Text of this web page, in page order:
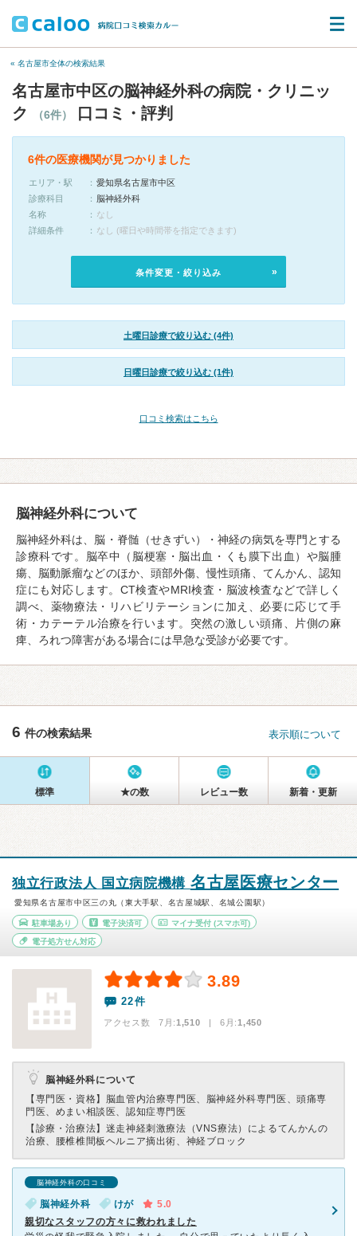
« 名古屋市全体の検索結果
名古屋市中区の脳神経外科の病院・クリニッ
ク
（6件） 口コミ・評判
6件の医療機関が見つかりました
エリア・駅
愛知県名古屋市中区
診療科目
脳神経外科
名称
なし
詳細条件
なし (曜日や時間帯を指定できます)
条件変更・絞り込み
土曜日診療で絞り込む (4件)
日曜日診療で絞り込む (1件)
口コミ検索はこちら
脳神経外科について
脳神経外科は、脳・脊髄（せきずい）・神経の病気を専門とする
診療科です。脳卒中（脳梗塞・脳出血・くも膜下出血）や脳腫
瘍、脳動脈瘤などのほか、頭部外傷、慢性頭痛、てんかん、認知
症にも対応します。CT検査やMRI検査・脳波検査などで詳しく
調べ、薬物療法・リハビリテーションに加え、必要に応じて手
術・カテーテル治療を行います。突然の激しい頭痛、片側の麻
痺、ろれつ障害がある場合には早急な受診が必要です。
6 件の検索結果 表示順について
標準 ★の数 レビュー数 新着・更新
独立行政法人 国立病院機構 名古屋医療センター
愛知県名古屋市中区三の丸（東大手駅、名古屋城駅、名城公園駅）
駐車場あり 電子決済可 マイナ受付 (スマホ可)
電子処方せん対応
3.89
22件
アクセス数 7月:1,510 | 6月:1,450
脳神経外科について
【専門医・資格】 脳血管内治療専門医、脳神経外科専門医、頭痛専
門医、めまい相談医、認知症専門医
【診療・治療法】 迷走神経刺激療法（VNS療法）によるてんかんの
治療、腰椎椎間板ヘルニア摘出術、神経ブロック
脳神経外科の口コミ
脳神経外科 けが
5.0
親切なスタッフの方々に救われました